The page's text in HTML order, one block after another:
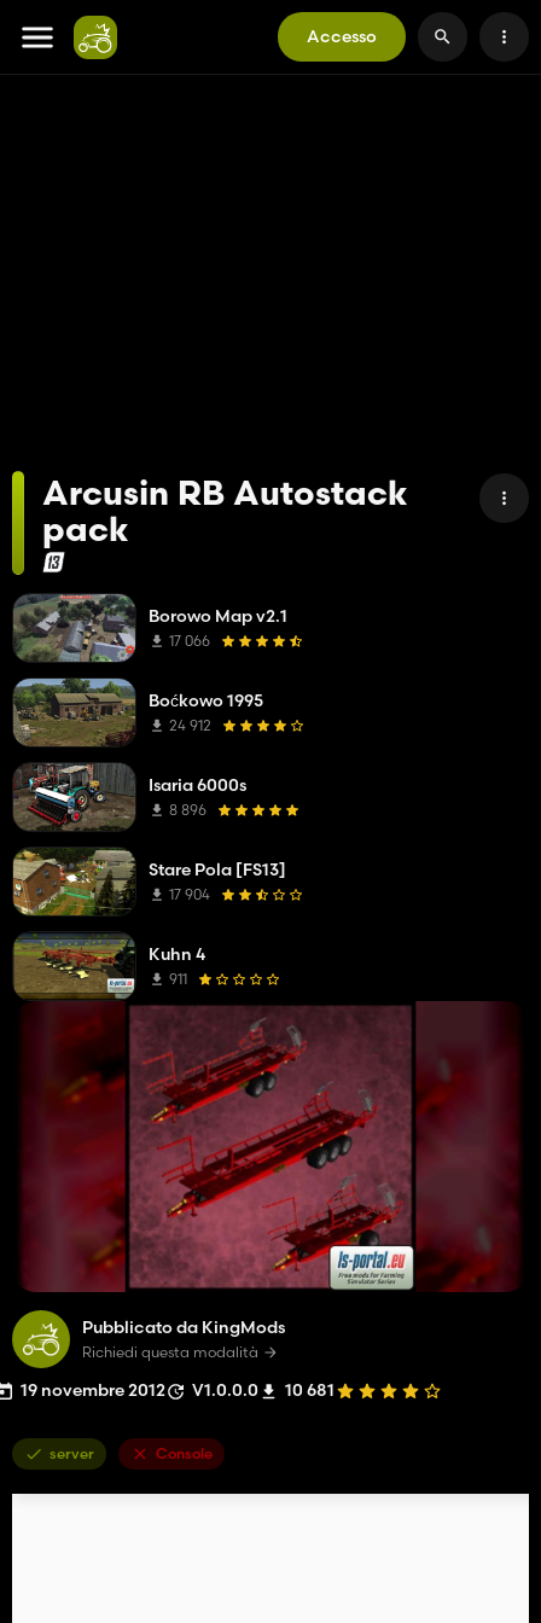
Accesso
Arcusin RB Autostack
pack
Pubblicato da KingMods
Richiedi questa modalità
19 novembre 2012 V1.0.0.0 10 681
server Console
Borowo Map v2.1
17 066
Boćkowo 1995
24 912
Isaria 6000s
8 896
Stare Pola [FS13]
17 904
Kuhn 4
911